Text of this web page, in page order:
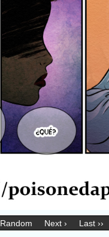
Random Next › Last ››